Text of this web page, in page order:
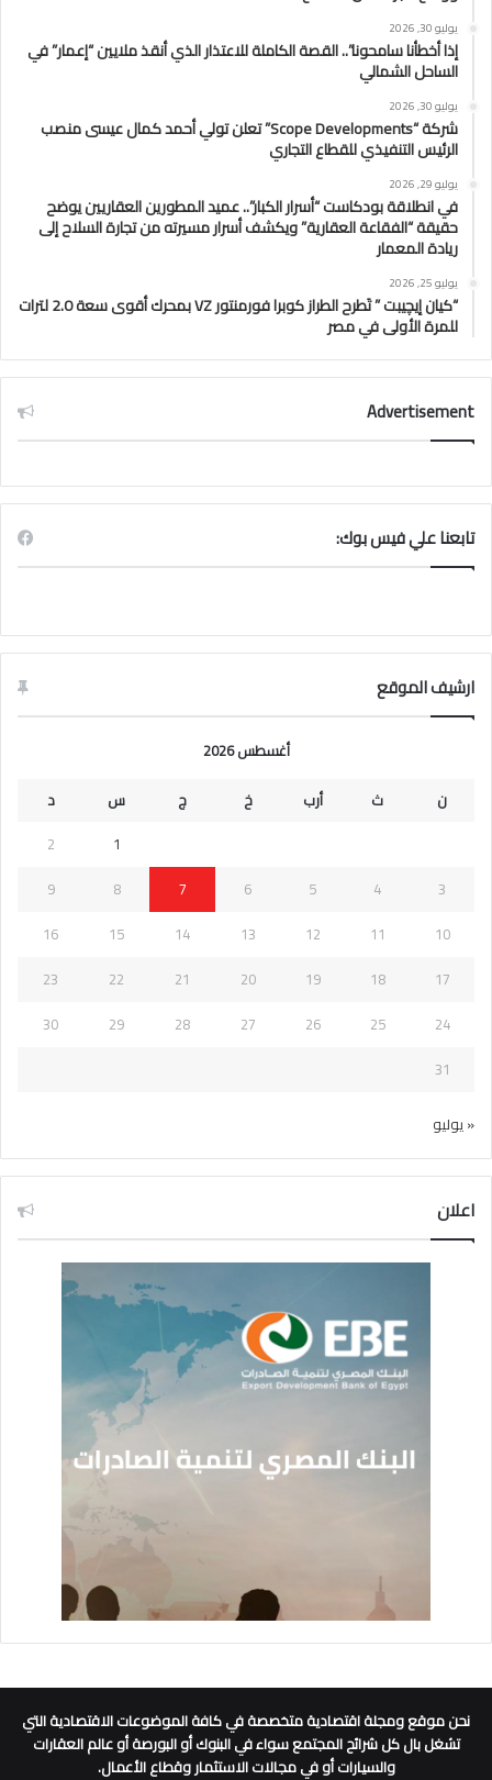
يوليو 30, 2026
إذا أخطأنا سامحونا”.. القصة الكاملة للاعتذار الذي أنقذ ملايين “إعمار” في
الساحل الشمالي
يوليو 30, 2026
شركة “Scope Developments” تعلن تولي أحمد كمال عيسى منصب
الرئيس التنفيذي للقطاع التجاري
يوليو 29, 2026
في انطلاقة بودكاست “أسرار الكبار”.. عميد المطورين العقاريين يوضح
حقيقة “الفقاعة العقارية” ويكشف أسرار مسيرته من تجارة السلاح إلى
ريادة المعمار
يوليو 25, 2026
“كيان إيچيبت ” تَطرح الطراز كوبرا فورمنتور VZ بمحرك أقوى سعة 2.0 لترات
للمرة الأولى في مصر
Advertisement
تابعنا علي فيس بوك:
ارشيف الموقع
أغسطس 2026
ن
ث أرب خ ج س
د
1
2
3
4
5
6
7
8
9
10
11
12
13
14
15
16
17
18
19
20
21
22
23
24
25
26
27
28
29
30
31
« يوليو
اعلان
نحن موقع ومجلة اقتصادية متخصصة في كافة الموضوعات الاقتصادية التي
تشغل بال كل شرائح المجتمع سواء في البنوك أو البورصة أو عالم العقارات
والسيارات أو في مجالات الاستثمار وقطاع الأعمال.